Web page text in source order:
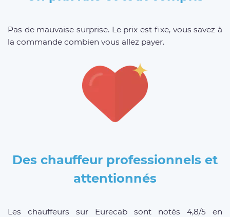
Pas de mauvaise surprise. Le prix est fixe, vous savez à
la commande combien vous allez payer.
Des chauffeur professionnels et
attentionnés
Les chauffeurs sur Eurecab sont notés 4,8/5 en